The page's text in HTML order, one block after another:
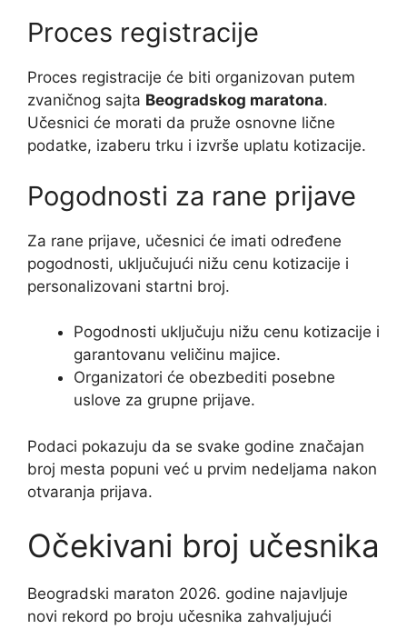
Proces registracije
Proces registracije će biti organizovan putem
zvaničnog sajta Beogradskog maratona.
Učesnici će morati da pruže osnovne lične
podatke, izaberu trku i izvrše uplatu kotizacije.
Pogodnosti za rane prijave
Za rane prijave, učesnici će imati određene
pogodnosti, uključujući nižu cenu kotizacije i
personalizovani startni broj.
Pogodnosti uključuju nižu cenu kotizacije i
garantovanu veličinu majice.
Organizatori će obezbediti posebne
uslove za grupne prijave.
Podaci pokazuju da se svake godine značajan
broj mesta popuni već u prvim nedeljama nakon
otvaranja prijava.
Očekivani broj učesnika
Beogradski maraton 2026. godine najavljuje
novi rekord po broju učesnika zahvaljujući